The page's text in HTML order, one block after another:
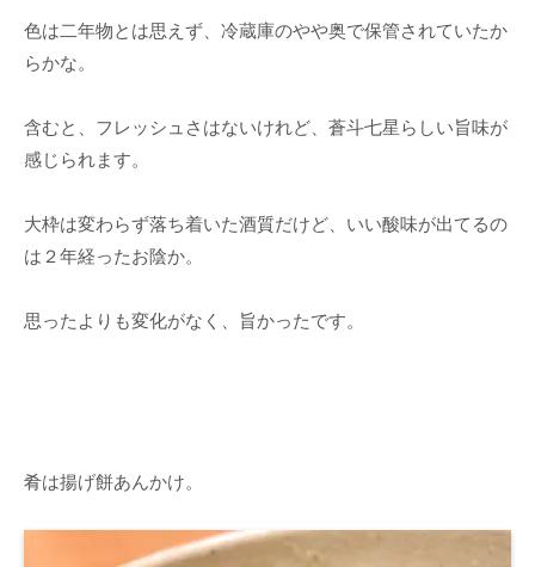
色は二年物とは思えず、冷蔵庫のやや奥で保管されていたか
らかな。
含むと、フレッシュさはないけれど、蒼斗七星らしい旨味が
感じられます。
大枠は変わらず落ち着いた酒質だけど、いい酸味が出てるの
は２年経ったお陰か。
思ったよりも変化がなく、旨かったです。
肴は揚げ餅あんかけ。